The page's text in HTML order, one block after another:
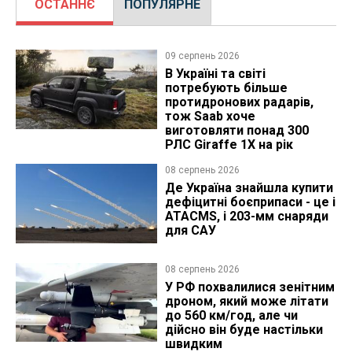
ОСТАННЄ ПОПУЛЯРНЕ
09 серпень 2026
В Україні та світі
потребують більше
протидронових радарів,
тож Saab хоче
виготовляти понад 300
РЛС Giraffe 1X на рік
08 серпень 2026
Де Україна знайшла купити
дефіцитні боєприпаси - це і
ATACMS, і 203-мм снаряди
для САУ
08 серпень 2026
У РФ похвалилися зенітним
дроном, який може літати
до 560 км/год, але чи
дійсно він буде настільки
швидким